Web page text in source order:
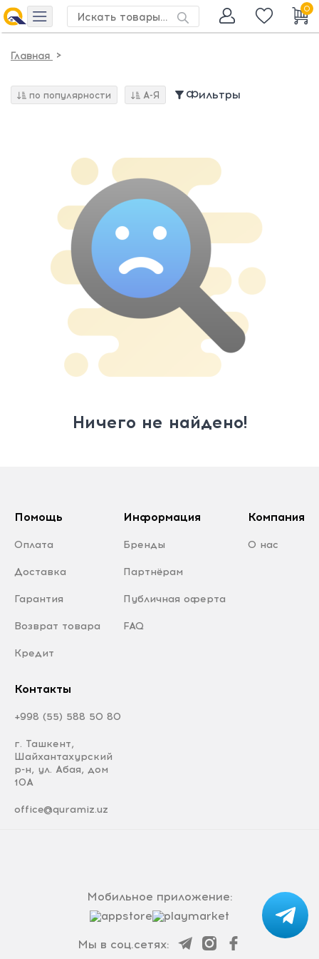
0
Главная >
по популярности А-Я Фильтры
Ничего не найдено!
Помощь
Оплата
Доставка
Гарантия
Возврат товара
Кредит
Информация
Бренды
Партнёрам
Публичная оферта
FAQ
Компания
О нас
Контакты
+998 (55) 588 50 80
г. Ташкент,
Шайхантахурский
р-н, ул. Абая, дом
10А
office@quramiz.uz
Мобильное приложение:
Мы в соц.сетях: